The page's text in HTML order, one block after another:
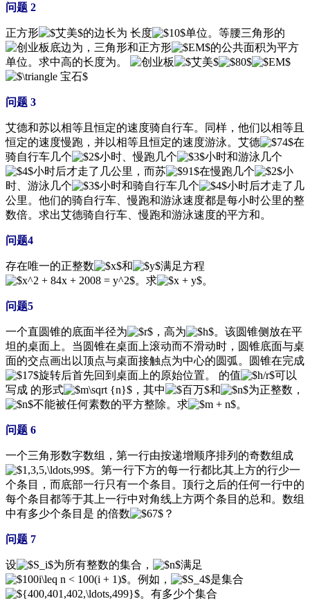
问题 2
正方形 的边长为 长度
单位。等腰三角形的
底边为，三角形和正方形
的公共面积为平方
单位。求中高的长度为。
问题 3
艾德和苏以相等且恒定的速度骑自行车。同样，他们以相等且
恒定的速度慢跑，并以相等且恒定的速度游泳。艾德
在
骑自行车几个
小时、慢跑几个
小时和游泳几个
小时后才走了几公里，而苏
在慢跑几个
小
时、游泳几个
小时和骑自行车几个
小时后才走了几
公里。他们的骑自行车、慢跑和游泳速度都是每小时公里的整
数倍。求出艾德骑自行车、慢跑和游泳速度的平方和。
问题4
存在唯一的正整数 和
满足方程
。求
。
问题5
一个直圆锥的底面半径为 ，高为
。该圆锥侧放在平
坦的桌面上。当圆锥在桌面上滚动而不滑动时，圆锥底面与桌
面的交点画出以顶点与桌面接触点为中心的圆弧。圆锥在完成
旋转后首先回到桌面上的原始位置。 的值
可以
写成 的形式
，其中 和
为正整数，
不能被任何素数的平方整除。求
。
问题 6
一个三角形数字数组，第一行由按递增顺序排列的奇数组成
。第一行下方的每一行都比其上方的行少一
个条目，而底部一行只有一个条目。顶行之后的任何一行中的
每个条目都等于其上一行中对角线上方两个条目的总和。数组
中有多少个条目是 的倍数
？
问题 7
设 为所有整数的集合，
满足
。例如，
是集合
。有多少个集合